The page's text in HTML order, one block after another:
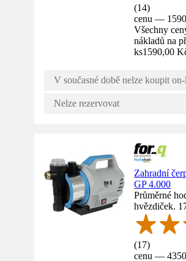
(14)
cenu —
Všechny
nákladů na
ks1590,00
V současné době nelze koupit
Nelze rezervovat
Zahradní
GP 4.000
Průměrné
hvězdiček.
(17)
cenu —